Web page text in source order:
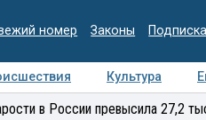
номер Законы Подписка
Культура
Интервью
в России превысила 27,2